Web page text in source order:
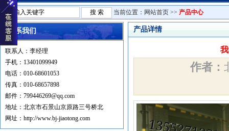
当前位置： 网站首页 >> 产品中心
联系我们
联系人：李经理
手机：13401099949
电话：010-68601053
传真：010-68657898
邮件：799446269@qq.com
地址：北京市石景山京原路三号桥北
网址：http://www.bj-jiaotong.com
产品详情
作者：